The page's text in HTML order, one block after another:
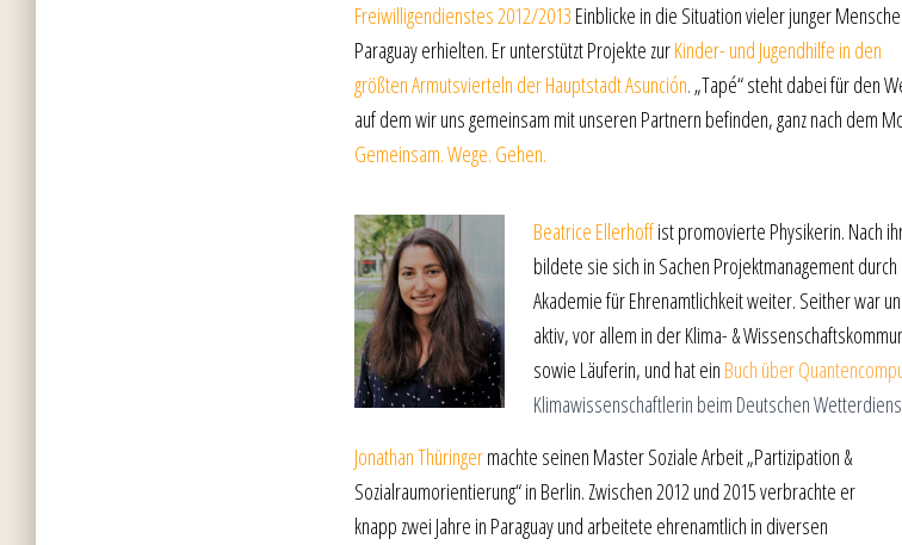
Freiwilligendienstes 2012/2013 Einblicke in die Situation vieler junger
Paraguay erhielten. Er unterstützt Projekte zurKinder- und Jugendhilfe in den
größten Armutsvierteln der Hauptstadt Asunción.„Tapé“ steht dabei für den
auf dem wir uns gemeinsam mit unseren Partnern befinden, ganz nach dem
Gemeinsam. Wege. Gehen.
Beatrice Ellerhoffist promovierte Physikerin. Nach
bildete sie sich in Sachen Projektmanagement
Akademie für Ehrenamtlichkeit weiter. Seither war
aktiv, vor allem in der Klima- &
sowie Läuferin, und hat ein Buch über
Klimawissenschaftlerin beim Deutschen
Jonathan Thüringermachte seinen Master Soziale Arbeit „Partizipation &
Sozialraumorientierung“ in Berlin. Zwischen 2012 und 2015 verbrachte er
knapp zwei Jahre in Paraguay und arbeitete ehrenamtlich in diversen